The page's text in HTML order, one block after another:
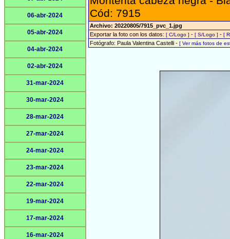
06-abr-2024
05-abr-2024
04-abr-2024
02-abr-2024
31-mar-2024
30-mar-2024
28-mar-2024
27-mar-2024
24-mar-2024
23-mar-2024
22-mar-2024
19-mar-2024
17-mar-2024
16-mar-2024
Cód: 7915
Archivo: 20220805/7915_pvc_1.jpg
Exportar la foto con los datos: [ C/Logo ] - [ S/Logo ] - [
Fotógrafo: Paula Valentina Castelli - [ Ver más fotos de